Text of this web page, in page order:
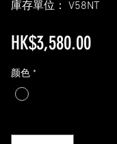
庫存單位： V58NT
HK$3,580.00價
颜色 *